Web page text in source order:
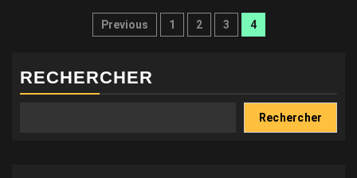
Pagination
publications
Previous 1 2 3 4
RECHERCHER
Rechercher